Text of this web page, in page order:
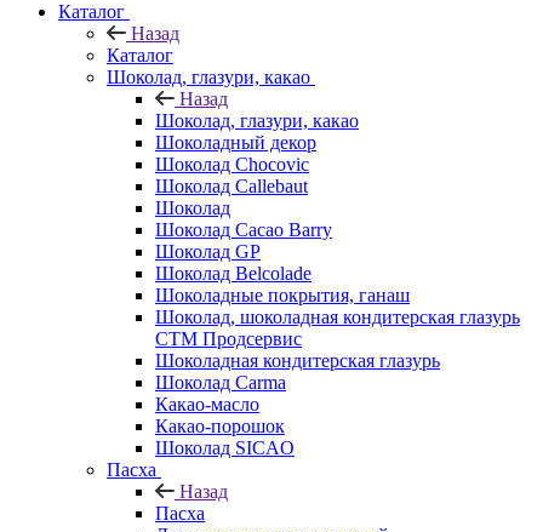
Каталог
Назад
Каталог
Шоколад, глазури, какао
Назад
Шоколад, глазури, какао
Шоколадный декор
Шоколад Chocovic
Шоколад Callebaut
Шоколад
Шоколад Cacao Barry
Шоколад GP
Шоколад Belcolade
Шоколадные покрытия, ганаш
Шоколад, шоколадная кондитерская глазурь
СТМ Продсервис
Шоколадная кондитерская глазурь
Шоколад Carma
Какао-масло
Какао-порошок
Шоколад SICAO
Пасха
Назад
Пасха